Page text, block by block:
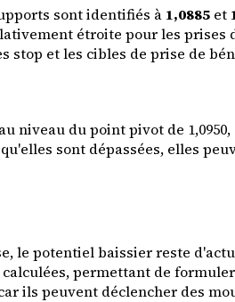
sont identifiés à 1,0885 et
étroite pour les
et les cibles de prise de
du point pivot de 1,0950,
sont dépassées, elles
le potentiel baissier reste
calculées, permettant de
ils peuvent déclencher des